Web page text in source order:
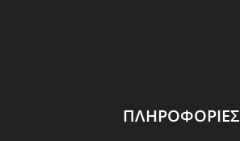
ΠΛΗΡΟΦΟΡΙΕΣ